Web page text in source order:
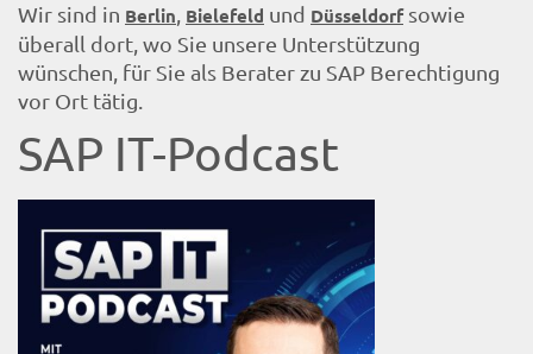
Wir sind in Berlin, Bielefeld und Düsseldorfsowie
überall dort, wo Sie unsere Unterstützung
wünschen, für Sie als Berater zu SAP Berechtigung
vor Ort tätig.
SAP IT-Podcast